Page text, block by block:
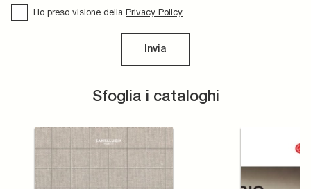
Sfoglia i cataloghi
Ho preso visione della Privacy Policy
Invia